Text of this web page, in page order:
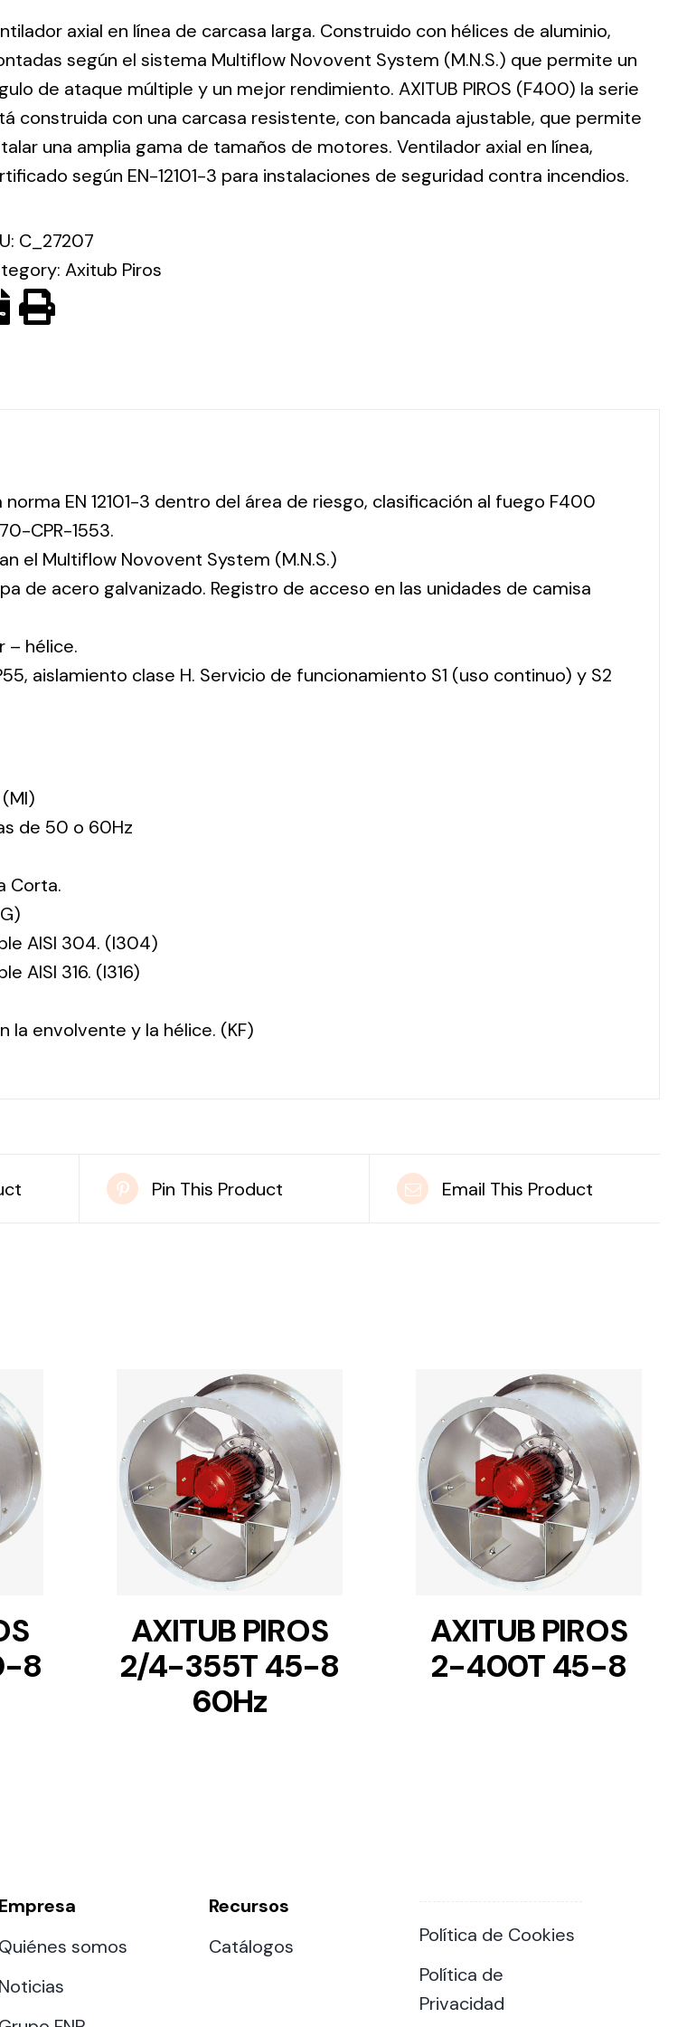
Ventilation
The
incorporation of
Novovent into
offer of
ventilation
products for
different uses
Solar lighting
solutions for all
axial en línea de carcasa larga. Construido con hélices de aluminio,
según el sistema Multiflow Novovent System (M.N.S.) que permite un
de ataque múltiple y un mejor rendimiento. AXITUB PIROS (F400) la serie
construida con una carcasa resistente, con bancada ajustable, que permite
una amplia gama de tamaños de motores. Ventilador axial en línea,
según EN-12101-3 para instalaciones de seguridad contra incendios.
C_27207
Axitub Piros
EN 12101-3 dentro del área de riesgo, clasificación al fuego F400
CPR-1553.
el Multiflow Novovent System (M.N.S.)
de acero galvanizado. Registro de acceso en las unidades de camisa
– hélice.
aislamiento clase H. Servicio de funcionamiento S1 (uso continuo) y S2
de 50 o 60Hz
Corta.
AISI 304. (I304)
AISI 316. (I316)
la envolvente y la hélice. (KF)
Pin This Product Email This Product
8
DETAILS
AXITUB PIROS
2/4-355T 45-8
60Hz
DETAILS
AXITUB PIROS
2-400T 45-8
Empresa
Quiénes somos
Noticias
Recursos
Catálogos
Política de Cookies
Política de
Privacidad